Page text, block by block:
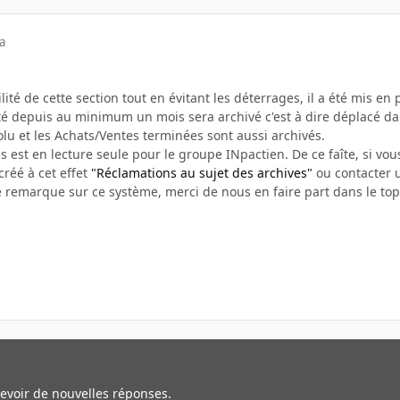
de cette section tout en évitant les déterrages, il a été mis en
depuis au minimum un mois sera archivé c'est à dire déplacé
et les Achats/Ventes terminées sont aussi archivés.
est en lecture seule pour le groupe INpactien. De ce faîte, si
à cet effet "Réclamations au sujet des archives" ou contacter
remarque sur ce système, merci de nous en faire part dans le
de nouvelles réponses.